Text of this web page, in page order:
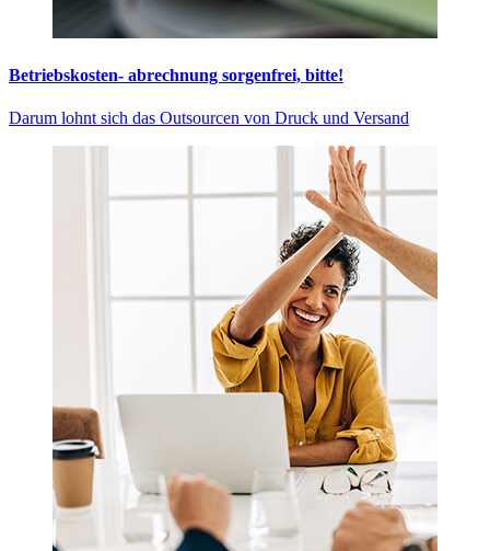
Betriebskosten- abrechnung sorgenfrei, bitte!
Darum lohnt sich das Outsourcen von Druck und Versand